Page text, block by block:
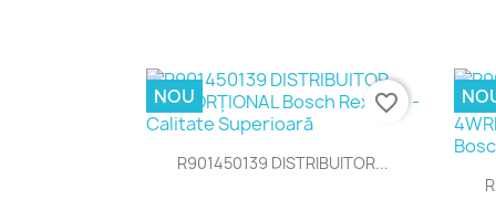
Vizualizare rapida
R901450139 DISTRIBUITOR...
NOU favorite_border